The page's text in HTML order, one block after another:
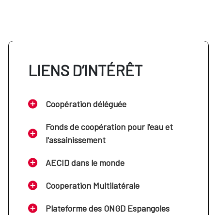
LIENS D’INTÉRÊT
Coopération déléguée
Fonds de coopération pour l'eau et
l'assainissement
AECID dans le monde
Cooperation Multilatérale
Plateforme des ONGD Espangoles